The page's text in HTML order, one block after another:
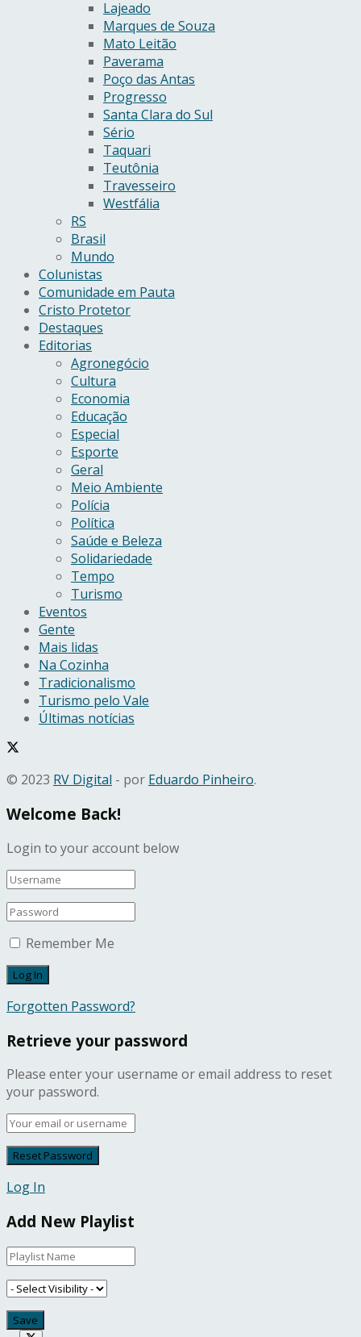
Lajeado
Marques de Souza
Mato Leitão
Paverama
Poço das Antas
Progresso
Santa Clara do Sul
Sério
Taquari
Teutônia
Travesseiro
Westfália
RS
Brasil
Mundo
Colunistas
Comunidade em Pauta
Cristo Protetor
Destaques
Editorias
Agronegócio
Cultura
Economia
Educação
Especial
Esporte
Geral
Meio Ambiente
Polícia
Política
Saúde e Beleza
Solidariedade
Tempo
Turismo
Eventos
Gente
Mais lidas
Na Cozinha
Tradicionalismo
Turismo pelo Vale
Últimas notícias
© 2023 RV Digital - por Eduardo Pinheiro.
Welcome Back!
Login to your account below
Remember Me
Forgotten Password?
Retrieve your password
Please enter your username or email address to reset
your password.
Log In
Add New Playlist